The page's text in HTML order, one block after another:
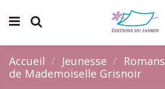
Accueil Jeunesse Romans
de Mademoiselle Grisnoir